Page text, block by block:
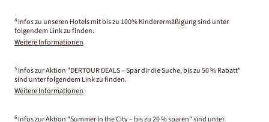
4 Infos zu unseren Hotels mit bis zu 100% Kinderermäßigung sind unter
folgendem Link zu finden.
Weitere Informationen
5 Infos zur Aktion "DERTOUR DEALS – Spar dir die Suche, bis zu 50 % Rabatt"
sind unter folgendem Link zu finden.
Weitere Informationen
6 Infos zur Aktion "Summer in the City – bis zu 20 % sparen" sind unter